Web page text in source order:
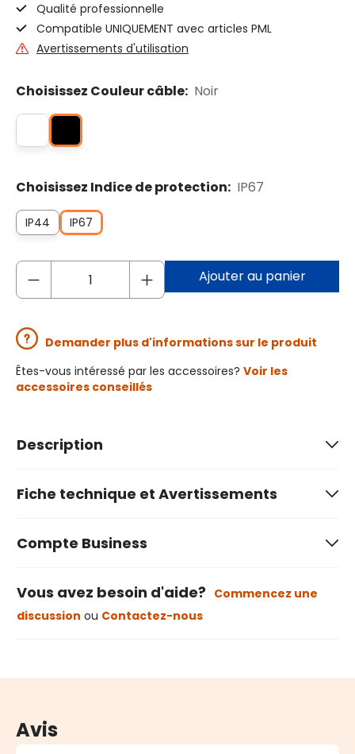
Qualité professionnelle
Compatible UNIQUEMENT avec articles PML
Avertissements d'utilisation
Choisissez Couleur câble: Noir
Choisissez Indice de protection: IP67
IP44 IP67
Ajouter au panier
Demander plus d'informations sur le produit
Êtes-vous intéressé par les accessoires? Voir les
accessoires conseillés
Description
Fiche technique et Avertissements
Compte Business
Vous avez besoin d'aide? Commencez une
discussion ou Contactez-nous
Avis